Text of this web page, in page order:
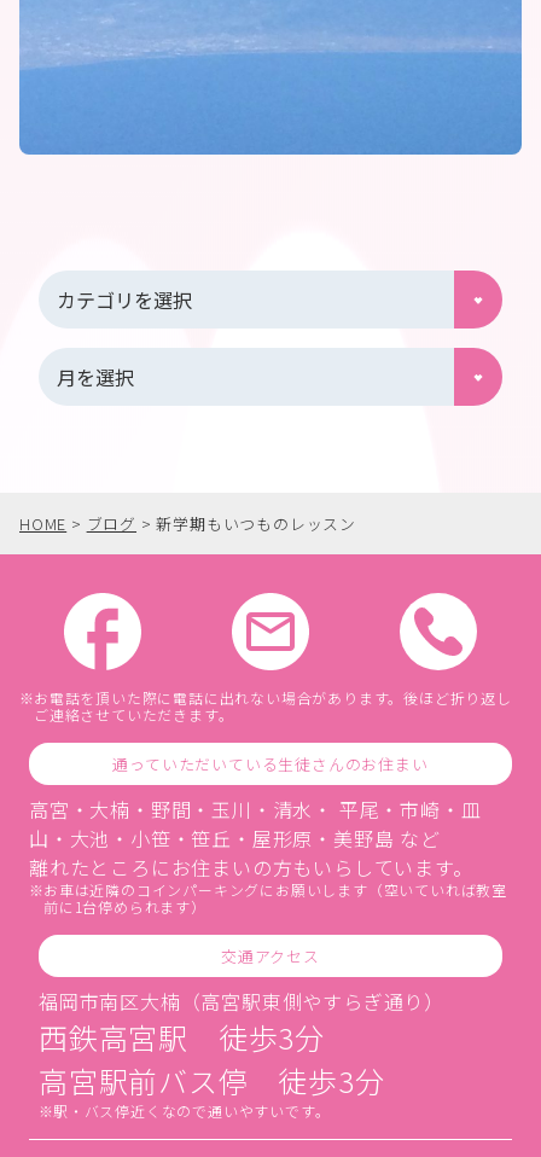
HOME > ブログ >新学期もいつものレッスン
お電話を頂いた際に電話に出れない場合があります。後ほど折り返し
ご連絡させていただきます。
通っていただいている生徒さんのお住まい
高宮・大楠・野間・玉川・清水・ 平尾・市崎・皿
山・大池・小笹・笹丘・屋形原・美野島 など
離れたところにお住まいの方もいらしています。
お車は近隣のコインパーキングにお願いします（空いていれば教室
前に1台停められます）
交通アクセス
福岡市南区大楠（高宮駅東側やすらぎ通り）
西鉄高宮駅 徒歩3分
高宮駅前バス停 徒歩3分
駅・バス停近くなので通いやすいです。